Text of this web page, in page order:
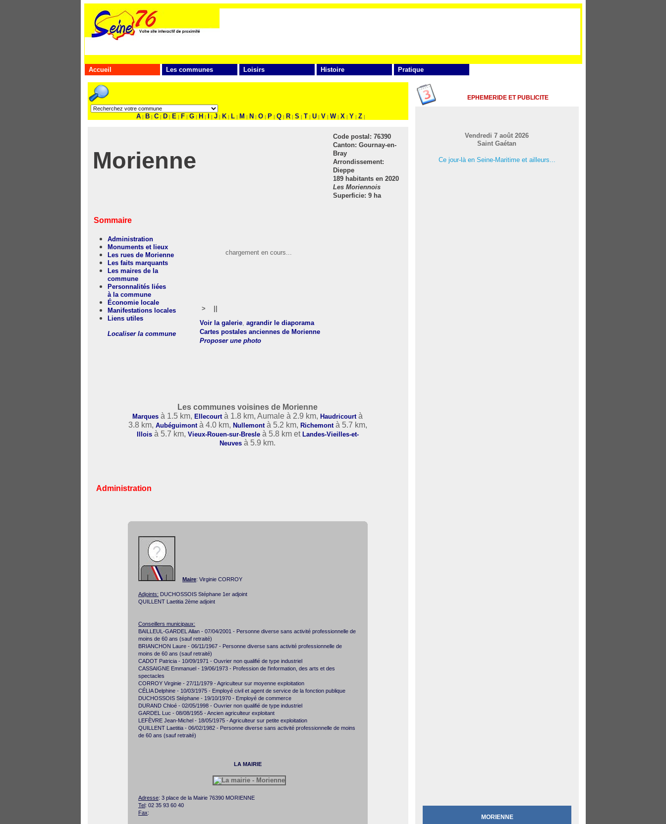
Accueil Les communes Loisirs Histoire Pratique
A | B | C | D | E | F | G | H | | J | K | L | M | N | O | P | Q | R | S | T | U | V | W | X | Y | Z |
Morienne
Code postal: 76390
Canton: Gournay-en-
Bray
Arrondissement:
Dieppe
189 habitants en 2020
Les Moriennois
Superficie: 9 ha
Sommaire
Administration
Monuments et lieux
Les rues de Morienne
Les faits marquants
Les maires de la
commune
Personnalités liées
à la commune
Économie locale
Manifestations locales
Liens utiles
Localiser la commune
chargement en cours...
>
Voir la galerie, agrandir le diaporama
Cartes postales anciennes de Morienne
Proposer une photo
Les communes voisines de Morienne
Marques à 1.5 km,Ellecourt à 1.8 km, Aumale à 2.9 km,Haudricourt à
3.8 km, Aubéguimontà 4.0 km, Nullemontà 5.2 km, Richemontà 5.7 km,
Illoisà 5.7 km, Vieux-Rouen-sur-Bresleà 5.8 km et Landes-Vieilles-et-
Neuves à 5.9 km.
Administration
Maire: Virginie CORROY
Adjoints: DUCHOSSOIS Stéphane 1er adjoint
QUILLENT Laetitia 2ème adjoint
Conseillers municipaux:
BAILLEUL-GARDEL Allan - 07/04/2001 - Personne diverse sans activité professionnelle de
moins de 60 ans (sauf retraité)
BRIANCHON Laure - 06/11/1967 - Personne diverse sans activité professionnelle de
moins de 60 ans (sauf retraité)
CADOT Patricia - 10/09/1971 - Ouvrier non qualifié de type industriel
CASSAIGNE Emmanuel - 19/06/1973 - Profession de l'information, des arts et des
spectacles
CORROY Virginie - 27/11/1979 - Agriculteur sur moyenne exploitation
CÉLIA Delphine - 10/03/1975 - Employé civil et agent de service de la fonction publique
DUCHOSSOIS Stéphane - 19/10/1970 - Employé de commerce
DURAND Chloé - 02/05/1998 - Ouvrier non qualifié de type industriel
GARDEL Luc - 08/08/1955 - Ancien agriculteur exploitant
LEFÈVRE Jean-Michel - 18/05/1975 - Agriculteur sur petite exploitation
QUILLENT Laetitia - 06/02/1982 - Personne diverse sans activité professionnelle de moins
de 60 ans (sauf retraité)
LA MAIRIE
Adresse: 3 place de la Mairie 76390 MORIENNE
Tel: 02 35 93 60 40
Fax:
EPHEMERIDE ET PUBLICITE
Vendredi 7 août 2026
Saint Gaétan
Ce jour-là en Seine-Maritime et ailleurs...